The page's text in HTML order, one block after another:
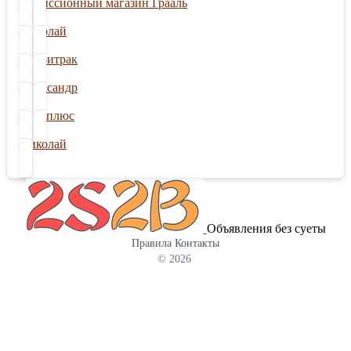
Николай
Лорритрак
Александр
Логоплюс
Николай
Объявления без суеты
Правила Контакты
© 2026